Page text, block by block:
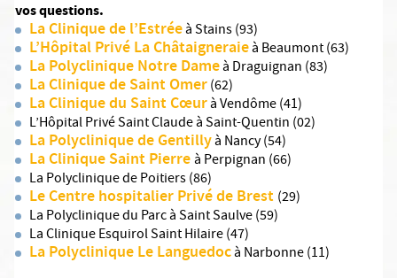
vos questions.
La Clinique de l’Estréeà Stains (93)
L’Hôpital Privé La Châtaigneraieà Beaumont (63)
La Polyclinique Notre Dameà Draguignan (83)
La Clinique de Saint Omer(62)
La Clinique du Saint Cœurà Vendôme (41)
L’Hôpital Privé Saint Claude à Saint-Quentin (02)
La Polyclinique de Gentillyà Nancy (54)
La Clinique Saint Pierreà Perpignan (66)
La Polyclinique de Poitiers (86)
Le Centre hospitalier Privé de Brest (29)
La Polyclinique du Parc à Saint Saulve (59)
La Clinique Esquirol Saint Hilaire (47)
La Polyclinique Le Languedocà Narbonne (11)